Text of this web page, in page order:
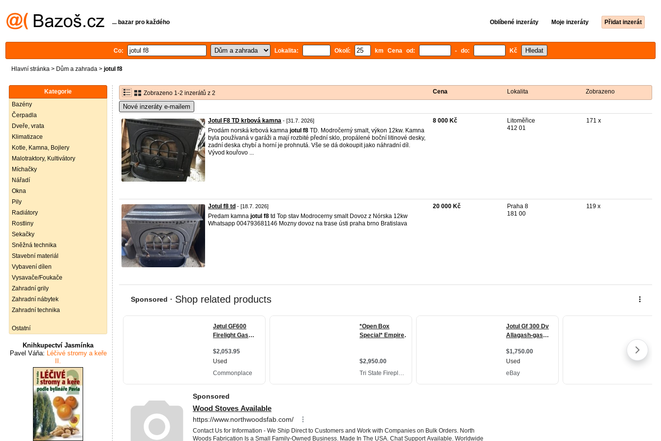
... bazar pro každého Oblíbené inzeráty Moje inzeráty Přidat inzerát
Co: Lokalita: Okolí: km Cena od: - do: Kč
Hlavní stránka > Dům a zahrada > jotul f8
Kategorie
Bazény
Čerpadla
Dveře, vrata
Klimatizace
Kotle, Kamna, Bojlery
Malotraktory, Kultivátory
Míchačky
Nářadí
Okna
Pily
Radiátory
Rostliny
Sekačky
Sněžná technika
Stavební materiál
Vybavení dílen
Vysavače/Foukače
Zahradní grily
Zahradní nábytek
Zahradní technika
Ostatní
Knihkupectví Jasmínka
Pavel Váňa: Léčivé stromy a keře
II.
Zobrazeno 1-2 inzerátů z 2 Cena Lokalita Zobrazeno
Nové inzeráty e-mailem
Jotul F8 TD krbová kamna - [31.7. 2026]
Prodám norská krbová kamna jotul f8 TD. Modročerný smalt, výkon 12kw. Kamna
byla používaná v garáži a mají rozbité přední sklo, propálené boční litinové desky,
zadní deska chybí a horní je prohnutá. Vše se dá dokoupit jako náhradní díl.
Vývod kouřovo ...
8 000 Kč
Litoměřice
412 01
171 x
Jotul f8 td - [18.7. 2026]
Predam kamna jotul f8 td Top stav Modrocerny smalt Dovoz z Nórska 12kw
Whatsapp 004793681146 Mozny dovoz na trase ústi praha brno Bratislava
20 000 Kč
Praha 8
181 00
119 x